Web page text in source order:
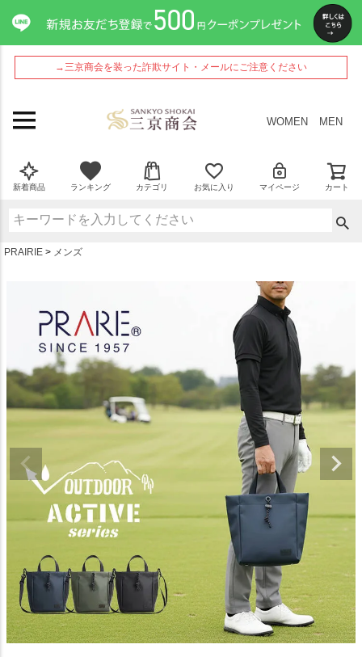
→三京商会を装った詐欺サイト・メールにご注意ください
WOMEN MEN
新着商品 ランキング カテゴリ お気に入り マイページ カート
PRAIRIE メンズ
ペー
ジト
ップ
へ